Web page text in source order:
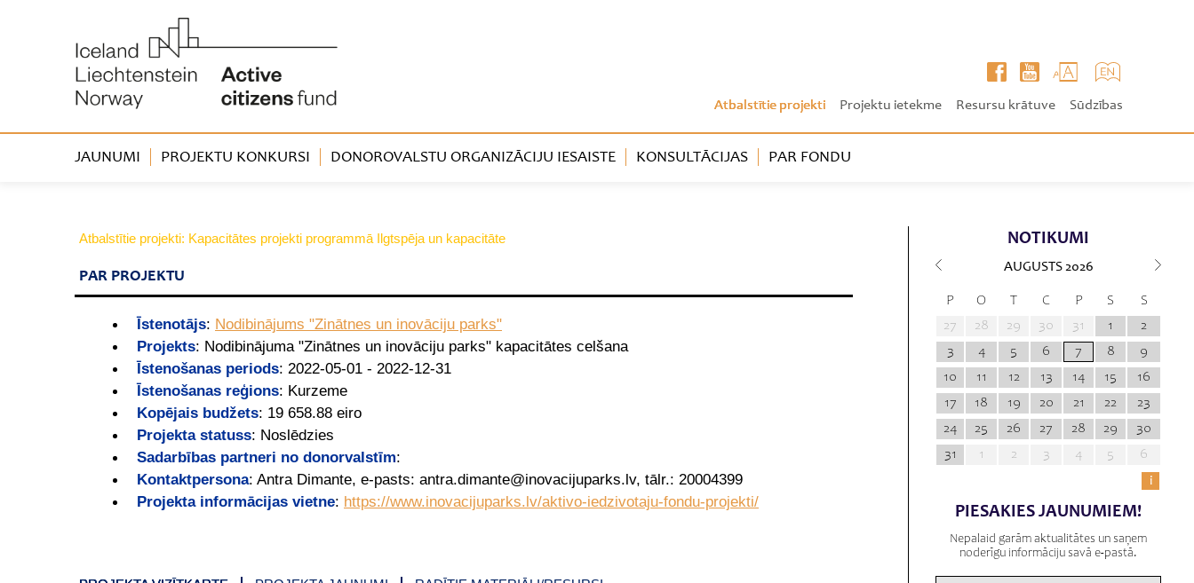
Atbalstītie projekti Projektu ietekme Resursu krātuve Sūdzības
JAUNUMI PROJEKTU KONKURSI DONOROVALSTU ORGANIZĀCIJU IESAISTE KONSULTĀCIJAS PAR FONDU
Atbalstītie projekti: Kapacitātes projekti programmā Ilgtspēja un kapacitāte
PAR PROJEKTU
Īstenotājs: Nodibinājums "Zinātnes un inovāciju parks"
Projekts: Nodibinājuma "Zinātnes un inovāciju parks" kapacitātes celšana
Īstenošanas periods: 2022-05-01 - 2022-12-31
Īstenošanas reģions: Kurzeme
Kopējais budžets: 19 658.88 eiro
Projekta statuss: Noslēdzies
Sadarbības partneri no donorvalstīm:
Kontaktpersona: Antra Dimante, e-pasts: antra.dimante@inovacijuparks.lv, tālr.: 20004399
Projekta informācijas vietne: https://www.inovacijuparks.lv/aktivo-iedzivotaju-fondu-projekti/
NOTIKUMI
AUGUSTS 2026
P O T C P S
S
27
28 29 30 31 1
2
3
4 5 6 7 8
9
10
11 12 13 14 15
16
17
18 19 20 21 22
23
24
25 26 27 28 29
30
31
1 2 3 4 5
6
i
PIESAKIES JAUNUMIEM!
Nepalaid garām aktualitātes un saņem
noderīgu informāciju savā e-pastā.